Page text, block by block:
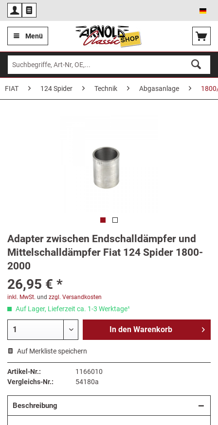
Menü
FIAT 124 Spider Technik Abgasanlage
Adapter zwischen Endschalldämpfer und
Mittelschalldämpfer Fiat 124 Spider 1800-
2000
26,95 € *
inkl. MwSt. und zzgl. Versandkosten
Auf Lager, Lieferzeit ca. 1-3 Werktage¹
In den Warenkorb
Auf Merkliste speichern
Artikel-Nr.:
1166010
Vergleichs-Nr.:
54180a
Beschreibung